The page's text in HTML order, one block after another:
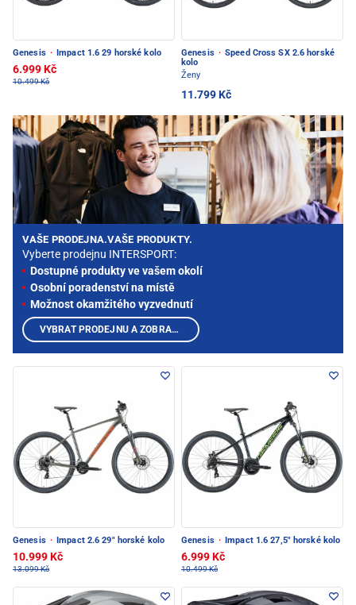
Genesis · Impact 1.6 29 horské kolo
6.999 Kč
10.499 Kč
Genesis · Speed Cross SX 2.6 horské
kolo
Ženy
11.799 Kč
Genesis · Impact 2.6 29" horské kolo
10.999 Kč
13.099 Kč
Genesis · Impact 1.6 27,5" horské kolo
6.999 Kč
10.499 Kč
VAŠE PRODEJNA.VAŠE PRODUKTY.
Vyberte prodejnu INTERSPORT:
Dostupné produkty ve vašem okolí
Osobní poradenství na místě
Možnost okamžitého vyzvednutí
VYBRAT PRODEJNU A ZOBRAZIT PRODUKTY